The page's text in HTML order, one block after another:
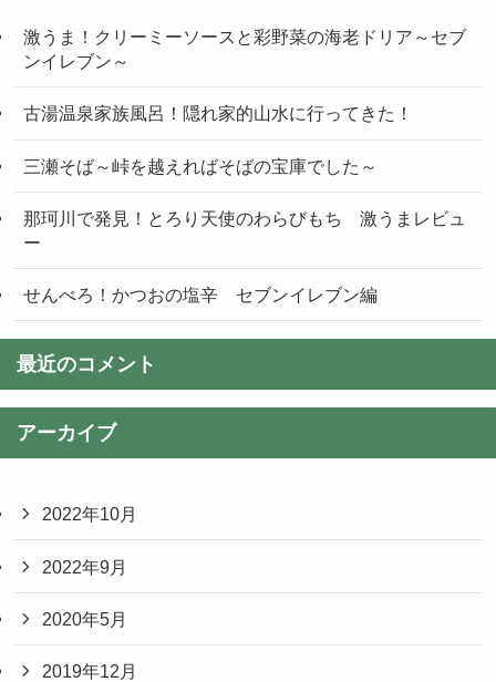
激うま！クリーミーソースと彩野菜の海老ドリア～セブ
ンイレブン～
古湯温泉家族風呂！隠れ家的山水に行ってきた！
三瀬そば～峠を越えればそばの宝庫でした～
那珂川で発見！とろり天使のわらびもち 激うまレビュ
ー
せんべろ！かつおの塩辛 セブンイレブン編
最近のコメント
アーカイブ
2022年10月
2022年9月
2020年5月
2019年12月